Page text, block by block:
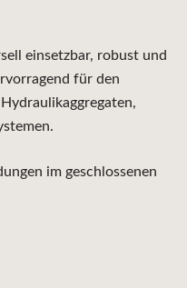
einsetzbar, robust und
für den
im geschlossenen